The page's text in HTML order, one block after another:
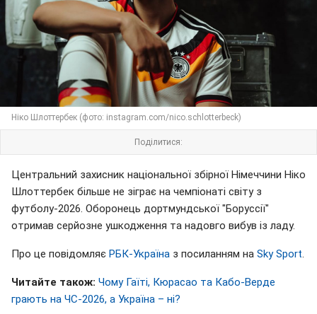
Ніко Шлоттербек (фото: instagram.com/nico.schlotterbeck)
Поділитися:
Центральний захисник національної збірної Німеччини Ніко
Шлоттербек більше не зіграє на чемпіонаті світу з
футболу-2026. Оборонець дортмундської "Боруссії"
отримав серйозне ушкодження та надовго вибув із ладу.
Про це повідомляє РБК-Україна з посиланням на Sky Sport
Читайте також: Чому Гаїті, Кюрасао та Кабо-Верде
грають на ЧС-2026, а Україна – ні?